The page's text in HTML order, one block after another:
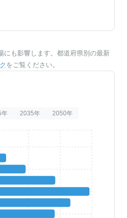
にも影響します。都道府県別の最新
をご覧ください。
年 2035年 2050年